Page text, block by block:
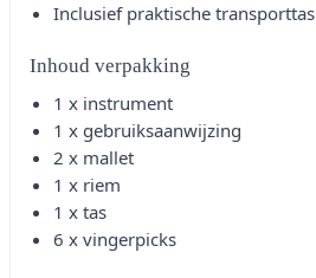
Inclusief praktische transporttas
Inhoud verpakking
1 x instrument
1 x gebruiksaanwijzing
2 x mallet
1 x riem
1 x tas
6 x vingerpicks